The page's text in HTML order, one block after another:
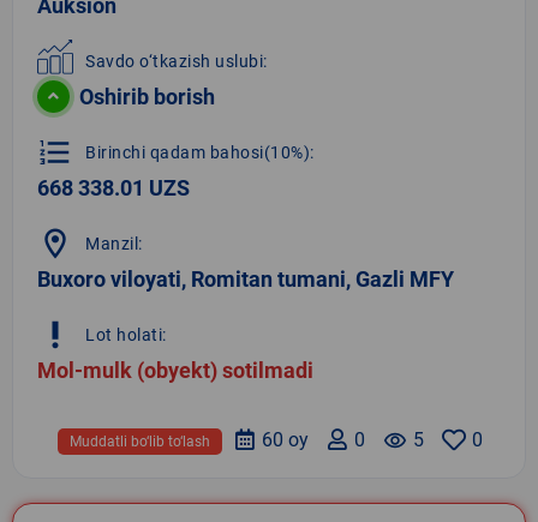
Auksion
Savdo o‘tkazish uslubi:
Oshirib borish
format_list_numbered Birinchi qadam bahosi(10%):
668 338.01 UZS
location_on Manzil:
Buxoro viloyati, Romitan tumani, Gazli MFY
priority_high Lot holati:
Mol-mulk (obyekt) sotilmadi
0
remove_red_eye 5
0
60 oy
Muddatli bo‘lib to‘lash